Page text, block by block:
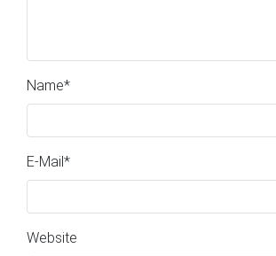
Name*
E-Mail*
Website